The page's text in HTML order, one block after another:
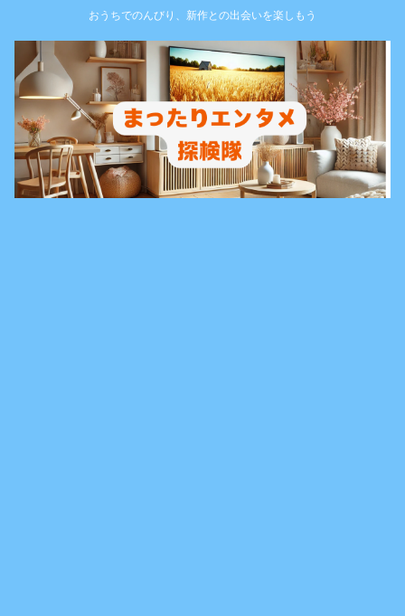
おうちでのんびり、新作との出会いを楽しもう